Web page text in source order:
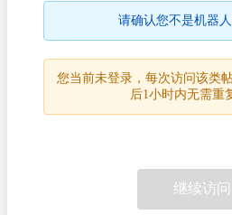
请确认您不是机器
您当前未登录，每次访问该类
后1小时内无需重
继续访问